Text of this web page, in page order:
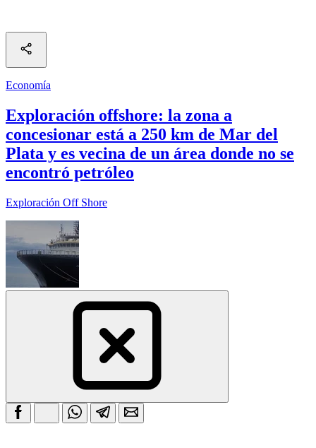
Economía
Exploración offshore: la zona a
concesionar está a 250 km de Mar del
Plata y es vecina de un área donde no se
encontró petróleo
Exploración Off Shore